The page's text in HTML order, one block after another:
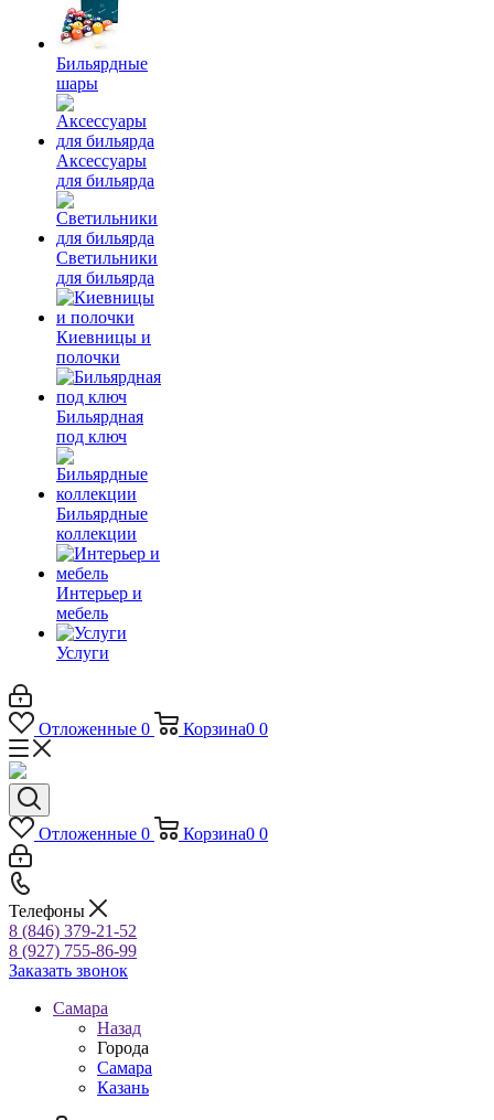
Бильярдные
шары
Аксессуары
для бильярда
Светильники
для бильярда
Киевницы и
полочки
Бильярдная
под ключ
Бильярдные
коллекции
Интерьер и
мебель
Услуги
Отложенные 0 Корзина0 0
Отложенные 0 Корзина0 0
Телефоны
8 (846) 379-21-52
8 (927) 755-86-99
Заказать звонок
Самара
Назад
Города
Самара
Казань